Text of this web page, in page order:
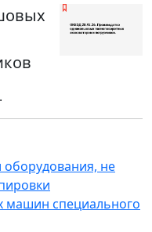
не
машин специального